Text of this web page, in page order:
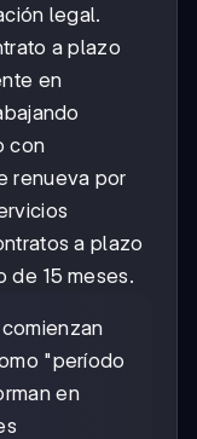
legal.
a plazo
en
con
renueva por
a plazo
de 15 meses.
"período
en